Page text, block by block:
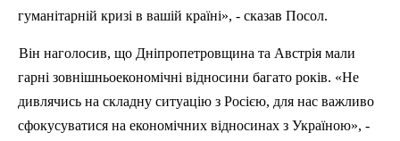
гуманітарній кризі в вашій країні», - сказав Посол.
Він наголосив, що Дніпропетровщина та Австрія мали
гарні зовнішньоекономічні відносини багато років. «Не
дивлячись на складну ситуацію з Росією, для нас важливо
сфокусуватися на економічних відносинах з Україною», -